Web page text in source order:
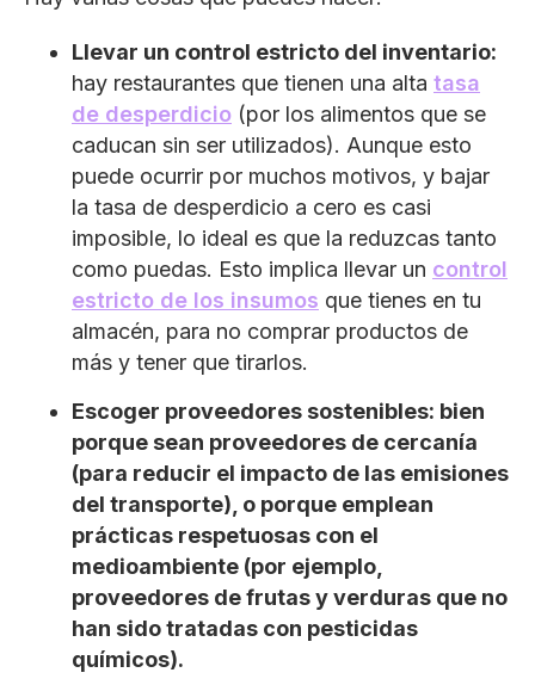
Llevar un control estricto del inventario:
hay restaurantes que tienen una alta tasa
de desperdicio (por los alimentos que se
caducan sin ser utilizados). Aunque esto
puede ocurrir por muchos motivos, y bajar
la tasa de desperdicio a cero es casi
imposible, lo ideal es que la reduzcas tanto
como puedas. Esto implica llevar un control
estricto de los insumos que tienes en tu
almacén, para no comprar productos de
más y tener que tirarlos.
Escoger proveedores sostenibles: bien
porque sean proveedores de cercanía
(para reducir el impacto de las emisiones
del transporte), o porque emplean
prácticas respetuosas con el
medioambiente (por ejemplo,
proveedores de frutas y verduras que no
han sido tratadas con pesticidas
químicos).